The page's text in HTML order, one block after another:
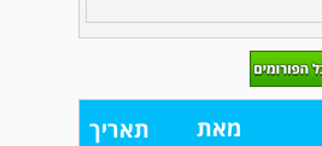
מאת תאריך